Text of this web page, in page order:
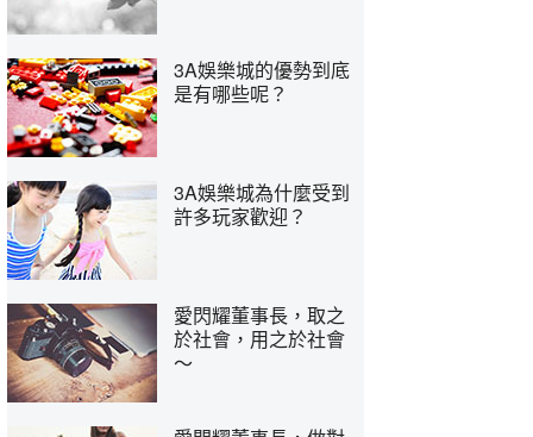
3A娛樂城的優勢到底
是有哪些呢？
3A娛樂城為什麼受到
許多玩家歡迎？
愛閃耀董事長，取之
於社會，用之於社會
～